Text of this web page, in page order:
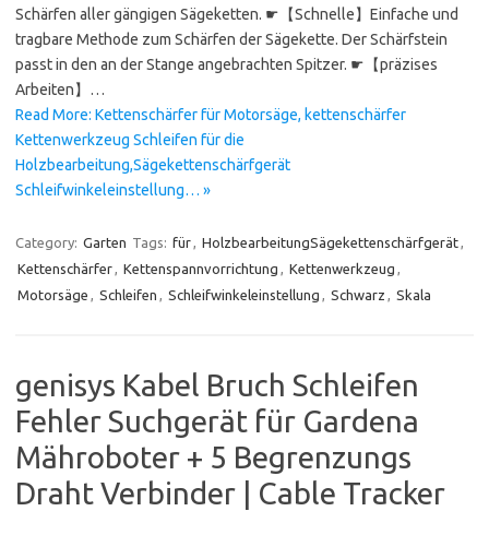
Schärfen aller gängigen Sägeketten. ☛【Schnelle】Einfache und
tragbare Methode zum Schärfen der Sägekette. Der Schärfstein
passt in den an der Stange angebrachten Spitzer. ☛【präzises
Arbeiten】…
Read More: Kettenschärfer für Motorsäge, kettenschärfer
Kettenwerkzeug Schleifen für die
Holzbearbeitung,Sägekettenschärfgerät
Schleifwinkeleinstellung… »
Category: Garten Tags: für, HolzbearbeitungSägekettenschärfgerät,
Kettenschärfer, Kettenspannvorrichtung , Kettenwerkzeug ,
Motorsäge , Schleifen , Schleifwinkeleinstellung , Schwarz , Skala
genisys Kabel Bruch Schleifen
Fehler Suchgerät für Gardena
Mähroboter + 5 Begrenzungs
Draht Verbinder | Cable Tracker